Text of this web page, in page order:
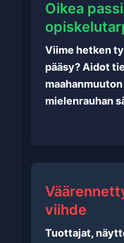
Oikea
Viime hetken
pääsy? Aidot
mielenrauhan
viihde
Tuottajat,